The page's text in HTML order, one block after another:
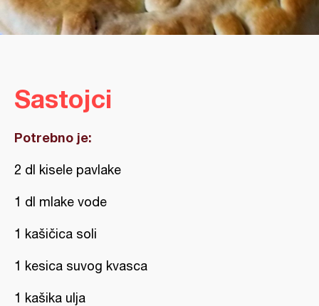
Sastojci
Potrebno je:
2 dl kisele pavlake
1 dl mlake vode
1 kašičica soli
1 kesica suvog kvasca
1 kašika ulja